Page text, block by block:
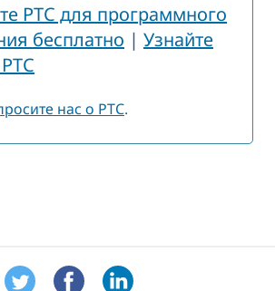
PTC для программного
бесплатно | Узнайте
нас о PTC.